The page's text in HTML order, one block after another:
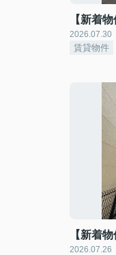
【新着
2026.07.30
賃貸物件
【新着
2026.07.26